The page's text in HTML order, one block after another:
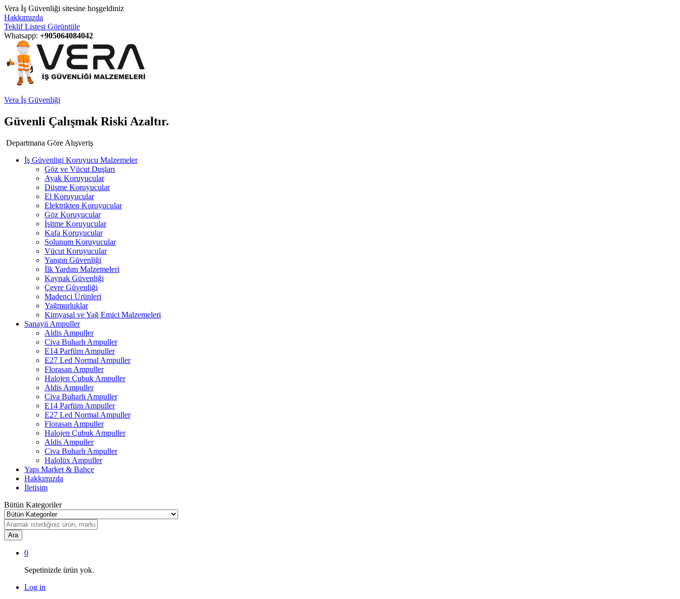
Vera İş Güvenliği sitesine hoşgeldiniz
Hakkımızda
Teklif Listesi Görüntüle
Whatsapp: +905064084042
Vera İş Güvenliği
Güvenli Çalışmak Riski Azaltır.
Departmana Göre Alışveriş
İş Güvenligi Koruyucu Malzemeler
Göz ve Vücut Duşları
Ayak Koruyucular
Düşme Koruyucular
El Koruyucular
Elektrikten Koruyucular
Göz Koruyucular
İşitme Koruyucular
Kafa Koruyucular
Solunum Koruyucular
Vücut Koruyucular
Yangın Güvenliği
İlk Yardım Malzemeleri
Kaynak Güvenliği
Çevre Güvenliği
Madenci Ürünleri
Yağmurluklar
Kimyasal ve Yağ Emici Malzemeleri
Sanayii Ampuller
Aldis Ampuller
Civa Buharlı Ampuller
E14 Parfüm Ampuller
E27 Led Normal Ampuller
Florasan Ampuller
Halojen Çubuk Ampuller
Aldis Ampuller
Civa Buharlı Ampuller
E14 Parfüm Ampuller
E27 Led Normal Ampuller
Florasan Ampuller
Halojen Çubuk Ampuller
Aldis Ampuller
Civa Buharlı Ampuller
Halolüx Ampuller
Yapı Market & Bahçe
Hakkımızda
İletişim
Bütün Kategoriler
Ara
0
Sepetinizde ürün yok.
Log in